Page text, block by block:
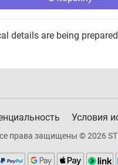
details are being
Условия
права защищены © 2026